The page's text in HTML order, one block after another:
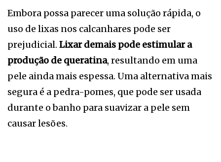
Embora possa parecer uma solução rápida, o
uso de lixas nos calcanhares pode ser
prejudicial. Lixar demais pode estimular a
produção de queratina, resultando em uma
pele ainda mais espessa. Uma alternativa mais
segura é a pedra-pomes, que pode ser usada
durante o banho para suavizar a pele sem
causar lesões.